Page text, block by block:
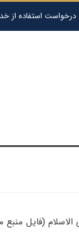
درخواست استفاده از
الاسلام (فایل